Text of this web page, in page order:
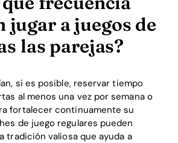
jugar a juegos de
las parejas?
si es posible, reservar tiempo
al menos una vez por semana o
fortalecer continuamente su
de juego regulares pueden
tradición valiosa que ayuda a